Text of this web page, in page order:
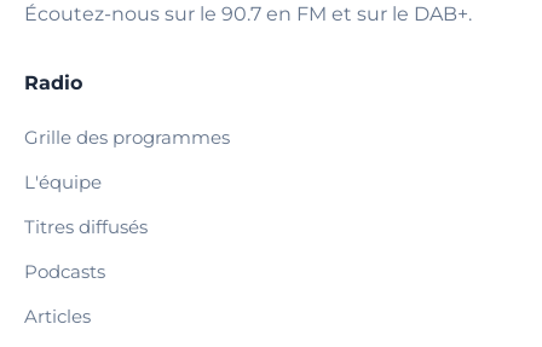
Écoutez-nous sur le 90.7 en FM et sur le DAB+.
Radio
Grille des programmes
L'équipe
Titres diffusés
Podcasts
Articles